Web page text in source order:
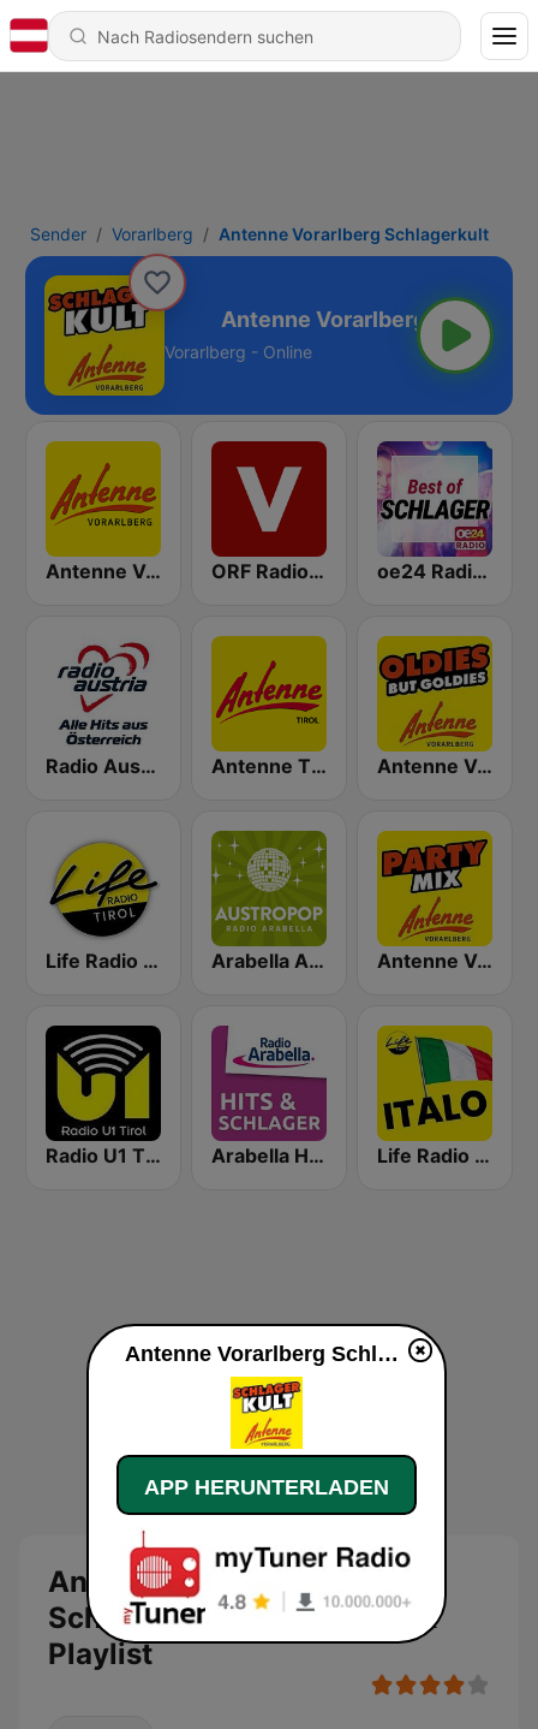
Sender Vorarlberg Antenne Vorarlberg Schlagerkult
Schlagerkult
Vorarlberg - Online
Antenne Vorarlberg ORF Radio Vorarlberg oe24 Radio - Best of Schlager
Radio Austria Antenne Tirol Antenne Vorarlberg Oldies but Goldies
Life Radio Tirol Arabella Austropop Antenne Vorarlberg Partymix
Radio U1 Tirol Arabella Hits & Schlager Life Radio Tirol Italo
Antenne Vorarlberg
Schlagerkult: Live Stream &
Playlist
Antenne Vorarlberg Schlagerkult live
APP HERUNTERLADEN